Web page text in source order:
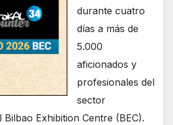
durante cuatro
días a más de
5.000
aficionados y
profesionales del
sector
Exhibition Centre (BEC).